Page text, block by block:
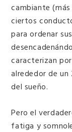
cambiante
ciertos
para ordenar
caracterizan
alrededor de
del sueño.
Pero el
fatiga y